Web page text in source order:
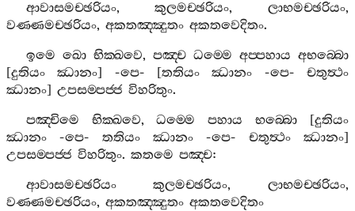
ආවාසමච‍්ඡරියං,කුලමච‍්ඡරියං, ලාභමච‍්ඡරියං,
වණ‍්ණමච‍්ඡරියං, අකතඤ‍්ඤුතං අකතවෙදිතං.
ඉමෙ ඛො භික‍්ඛවෙ, පඤ‍්ච ධම‍්මෙ අප‍්පහාය අභබ‍්බො
[දුතියං ඣානං] -පෙ- [තතියං ඣානං -පෙ-චතුත්‍ථං
ඣානං] උපසම‍්පජ‍්ජ විහරිතුං.
පඤ‍්චිමෙ
භික‍්ඛවෙ,ධම‍්මෙ පහාය භබ‍්බො [දුතියං
ඣානං -පෙ- තතියං ඣානං -පෙ- චතුත්‍ථං ඣානං]
උපසම‍්පජ‍්ජ විහරිතුං. කතමෙ පඤ‍්ච:
ආවාසමච‍්ඡරියං
කුලමච‍්ඡරියං, ලාභමච‍්ඡරියං,
වණ‍්ණමච‍්ඡරියං, අකතඤ‍්ඤුතං අකතවෙදිතං